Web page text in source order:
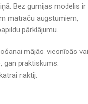
Bez gumijas modelis ir
matraču augstumiem,
pārklājumu.
mājās, viesnīcās vai
gan praktiskums.
naktij.